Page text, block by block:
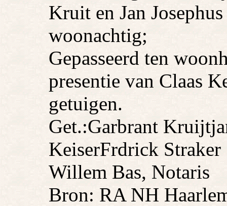
Kruit en Jan
woonachtig;
Gepasseerd ten
presentie van Claas
getuigen.
Get.:Garbrant Kruijt
KeiserFrdrick Straker
Willem Bas, Notaris
Bron: RA NH